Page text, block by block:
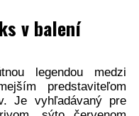
v balení
legendou medzi
predstaviteľom
Je vyhľadávaný pre